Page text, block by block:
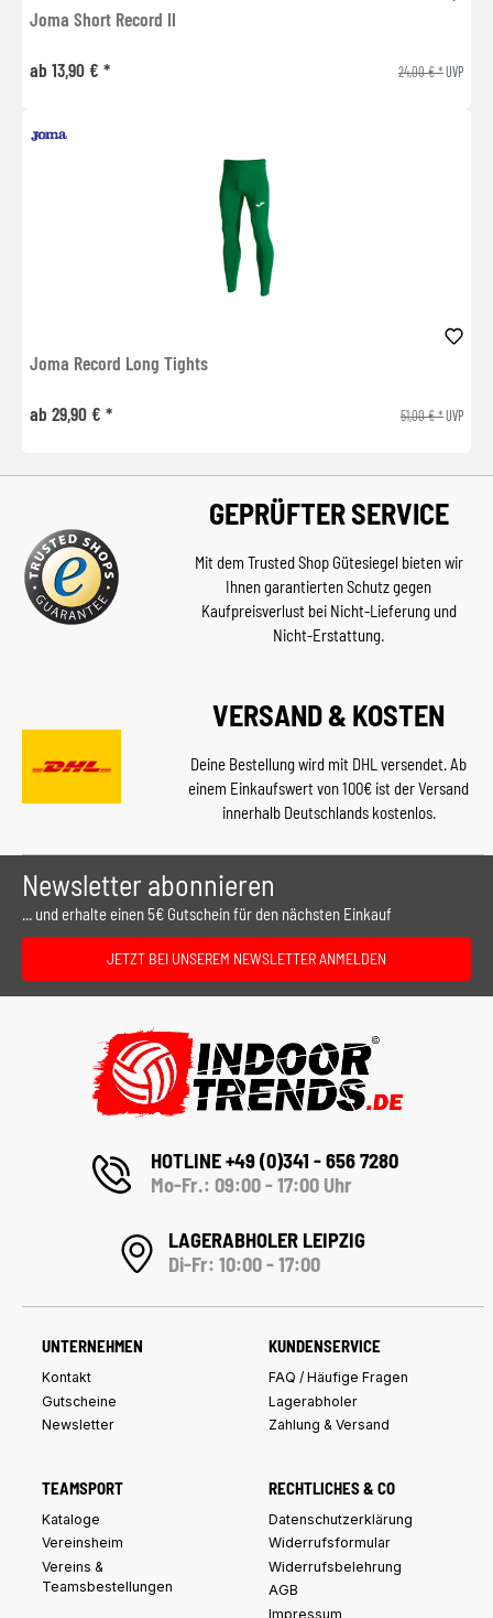
Joma Short Record II
ab 13,90 € * 24,00 € *UVP
Joma Record Long Tights
ab 29,90 € * 51,00 € *UVP
GEPRÜFTER SERVICE
Mit dem Trusted Shop Gütesiegel bieten wir
Ihnen garantierten Schutz gegen
Kaufpreisverlust bei Nicht-Lieferung und
Nicht-Erstattung.
VERSAND & KOSTEN
Deine Bestellung wird mit DHL versendet. Ab
einem Einkaufswert von 100€ ist der Versand
innerhalb Deutschlands kostenlos.
Newsletter abonnieren
... und erhalte einen 5€ Gutschein für den nächsten Einkauf
JETZT BEI UNSEREM NEWSLETTER ANMELDEN
HOTLINE +49 (0)341 - 656 7280
Mo-Fr.: 09:00 - 17:00 Uhr
LAGERABHOLER LEIPZIG
Di-Fr: 10:00 - 17:00
UNTERNEHMEN
Kontakt
Gutscheine
Newsletter
KUNDENSERVICE
FAQ / Häufige Fragen
Lagerabholer
Zahlung & Versand
TEAMSPORT
Kataloge
Vereinsheim
Vereins &
Teamsbestellungen
RECHTLICHES & CO
Datenschutzerklärung
Widerrufsformular
Widerrufsbelehrung
AGB
Impressum